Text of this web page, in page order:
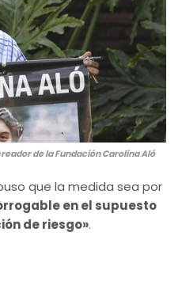
de la Fundación Carolina Aló
que la medida sea por
en el supuesto
de riesgo».